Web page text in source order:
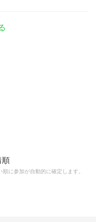
順
に参加が自動的に確定します。